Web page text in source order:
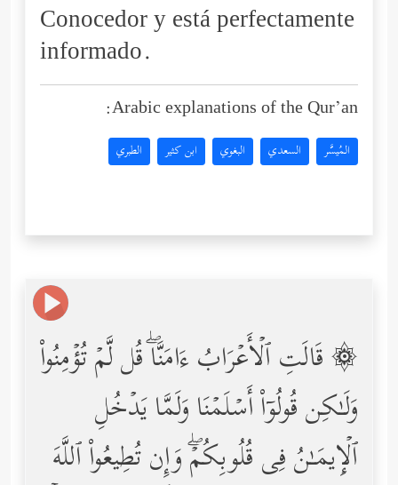
Conocedor y está perfectamente
informado.
Arabic explanations of the Qur’an:
المُيسَّر السعدي البغوي ابن كثير الطبري
۞ قَالَتِ ٱلۡأَعۡرَابُ ءَامَنَّاۖ قُل لَّمۡ تُؤۡمِنُواْ
وَلَـٰكِن قُولُوۤاْ أَسۡلَمۡنَا وَلَمَّا یَدۡخُلِ
ٱلۡإِیمَـٰنُ فِی قُلُوبِكُمۡۖ وَإِن تُطِیعُواْ ٱللَّهَ